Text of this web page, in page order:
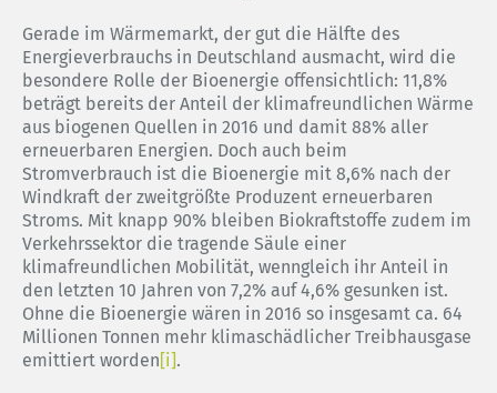
Gerade im Wärmemarkt, der gut die Hälfte des
Energieverbrauchs in Deutschland ausmacht, wird die
besondere Rolle der Bioenergie offensichtlich: 11,8%
beträgt bereits der Anteil der klimafreundlichen Wärme
aus biogenen Quellen in 2016 und damit 88% aller
erneuerbaren Energien. Doch auch beim
Stromverbrauch ist die Bioenergie mit 8,6% nach der
Windkraft der zweitgrößte Produzent erneuerbaren
Stroms. Mit knapp 90% bleiben Biokraftstoffe zudem im
Verkehrssektor die tragende Säule einer
klimafreundlichen Mobilität, wenngleich ihr Anteil in
den letzten 10 Jahren von 7,2% auf 4,6% gesunken ist.
Ohne die Bioenergie wären in 2016 so insgesamt ca. 64
Millionen Tonnen mehr klimaschädlicher Treibhausgase
emittiert worden[i].